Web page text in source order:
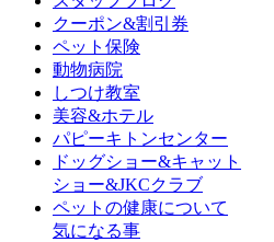
クーポン&割引券
ペット保険
動物病院
しつけ教室
美容&ホテル
パピーキトンセンター
ドッグショー&キャット
ショー&JKCクラブ
ペットの健康について
気になる事